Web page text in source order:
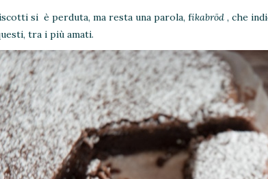
si è perduta, ma resta una parola, fikabröd , che
tra i più amati.